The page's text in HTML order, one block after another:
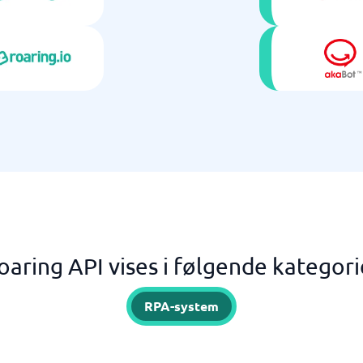
API vises i følgende
RPA-system